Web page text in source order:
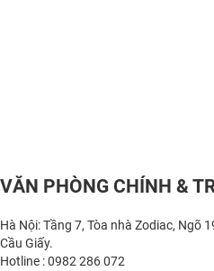
VĂN PHÒNG CHÍNH &
Hà Nội: Tầng 7, Tòa nhà Zodiac, Ngõ
Cầu Giấy.
Hotline : 0982 286 072